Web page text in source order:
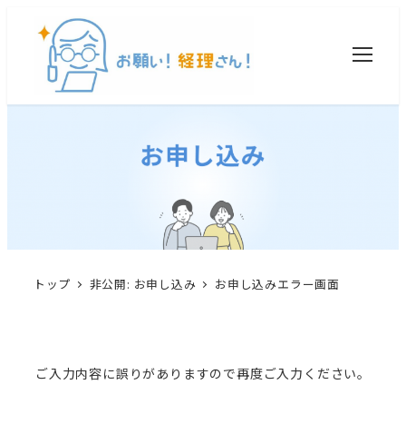
トップ 非公開: お申し込み お申し込みエラー画面
ご入力内容に誤りがありますので再度ご入力ください。